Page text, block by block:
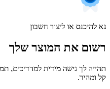
או ליצור חשבון
את המוצר שלך
לך גישה מידית למדריכים, תמיכה